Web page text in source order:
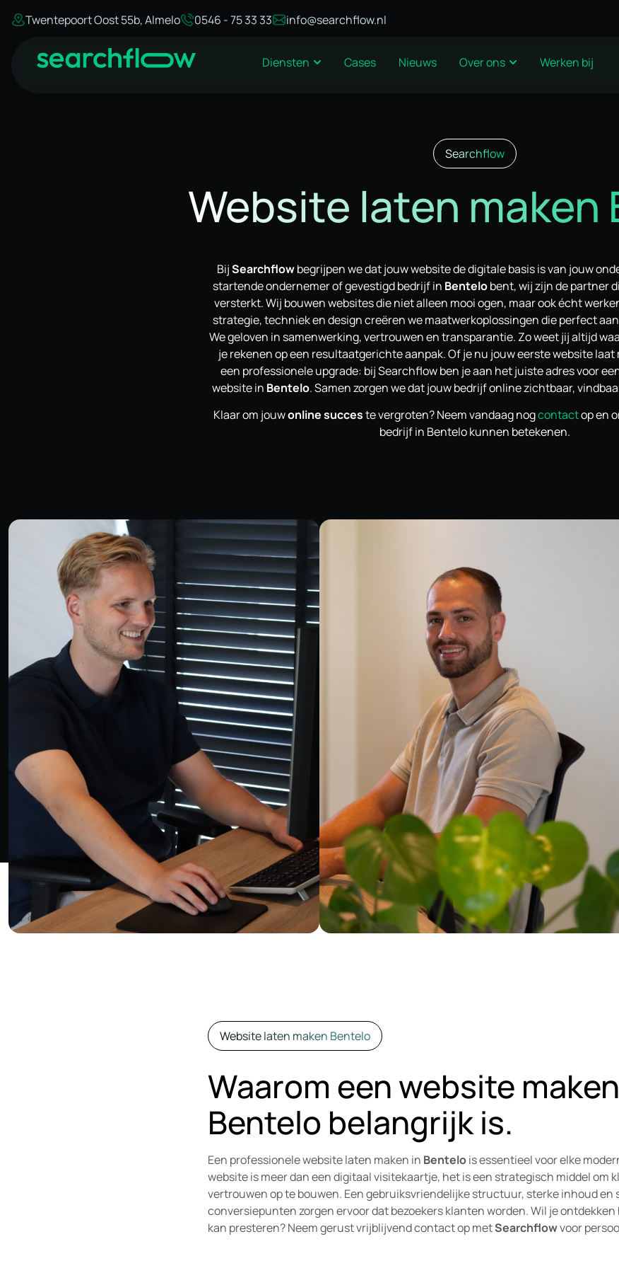
Twentepoort Oost 55b, Almelo 0546 - 75 33 33 info@searchflow.nl
Diensten Cases Nieuws Over ons Werken bij
Searchflow
Website laten maken
BijSearchflowbegrijpen we dat jouw website de digitale basis is van jouw
startende ondernemer of gevestigd bedrijf in Bentelobent, wij zijn de partner
versterkt. Wij bouwen websites die niet alleen mooi ogen, maar ook écht
strategie, techniek en design creëren we maatwerkoplossingen die perfect
We geloven in samenwerking, vertrouwen en transparantie. Zo weet jij altijd
je rekenen op een resultaatgerichte aanpak. Of je nu jouw eerste website laat
een professionele upgrade: bij Searchflow ben je aan het juiste adres voor
website in Bentelo. Samen zorgen we dat jouw bedrijf online zichtbaar,
Klaar om jouwonline succeste vergroten? Neem vandaag nogcontactop en
bedrijf in Bentelo kunnen betekenen.
Website laten maken Bentelo
Waarom een website
Bentelo belangrijk is.
Een professionele website laten maken in Bentelois essentieel voor elke
website is meer dan een digitaal visitekaartje, het is een strategisch middel om
vertrouwen op te bouwen. Een gebruiksvriendelijke structuur, sterke inhoud en
conversiepunten zorgen ervoor dat bezoekers klanten worden. Wil je
kan presteren? Neem gerust vrijblijvend contact op metSearchflowvoor